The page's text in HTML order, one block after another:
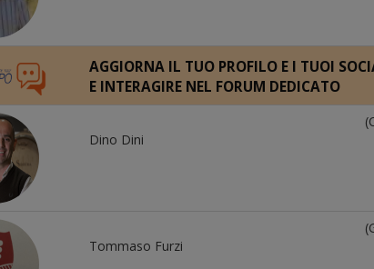
AGGIORNA IL TUO PROFILO E I TUOI
E INTERAGIRE NEL FORUM DEDICATO
Dino Dini
Tommaso Furzi